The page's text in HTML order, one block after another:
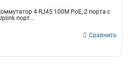
4 RJ45 100M PoE, 2 порта с
порт...
Сравнить